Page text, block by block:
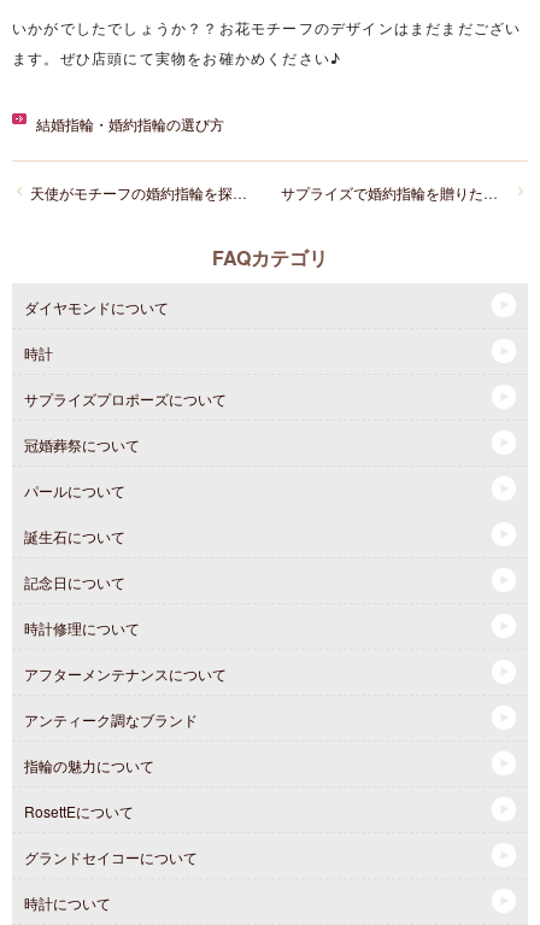
いかがでしたでしょうか？？お花モチーフのデザインはまだまだござい
ます。ぜひ店頭にて実物をお確かめください♪
結婚指輪・婚約指輪の選び方
サプライズで婚約指輪を贈りたいです。彼女の持っているリングの直径が約15.5㎜でした。これは何号ですか？
天使がモチーフの婚約指輪を探しているのですが、ありますか？
FAQカテゴリ
ダイヤモンドについて
時計
サプライズプロポーズについて
冠婚葬祭について
パールについて
誕生石について
記念日について
時計修理について
アフターメンテナンスについて
アンティーク調なブランド
指輪の魅力について
RosettEについて
グランドセイコーについて
時計について